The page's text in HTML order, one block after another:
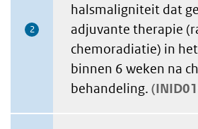
2
halsmaligniteit dat
adjuvante therapie
chemoradiatie) in
binnen 6 weken na
behandeling.